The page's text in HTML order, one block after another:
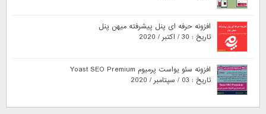
افزونه حرفه ای پنل پیشرفته میهن پنل
تاریخ : 30 / اکتبر / 2020
افزونه سئو یواست پرمیوم Yoast SEO Premium
تاریخ : 03 / سپتامبر / 2020